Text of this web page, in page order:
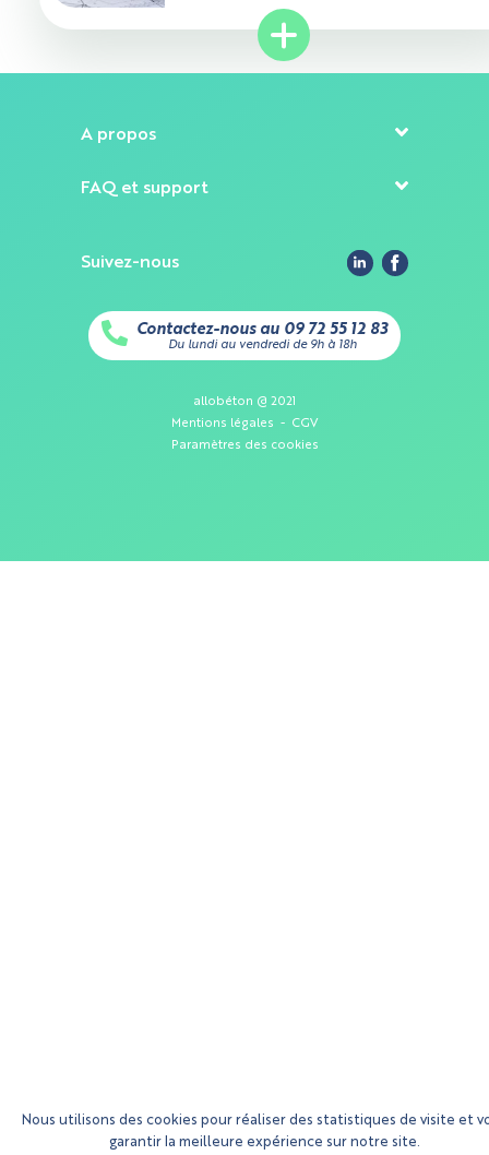
Nous utilisons des cookies pour réaliser des statistiques de visite et
garantir la meilleure expérience sur notre site.
Sur allobéton.com, vous pouvez choisir d'accepter ou
les cookies analytiques et marketing.
requièrent pas de consentement. Aucune utilisation,
Cookies nécessaires à l'analytique
: ces cookies aident à
Annuler
A propos
FAQ et support
Suivez-nous
Contactez-nous au 09 72 55 12 83
Du lundi au vendredi de 9h à 18h
allobéton @ 2021
Mentions légales - CGV
Paramètres des cookies